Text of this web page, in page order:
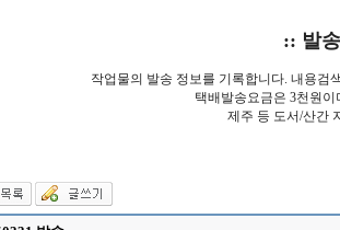
:: 발
작업물의 발송 정보를 기록합니다. 내용검
택배발송요금은 3천원
제주 등 도서/산간